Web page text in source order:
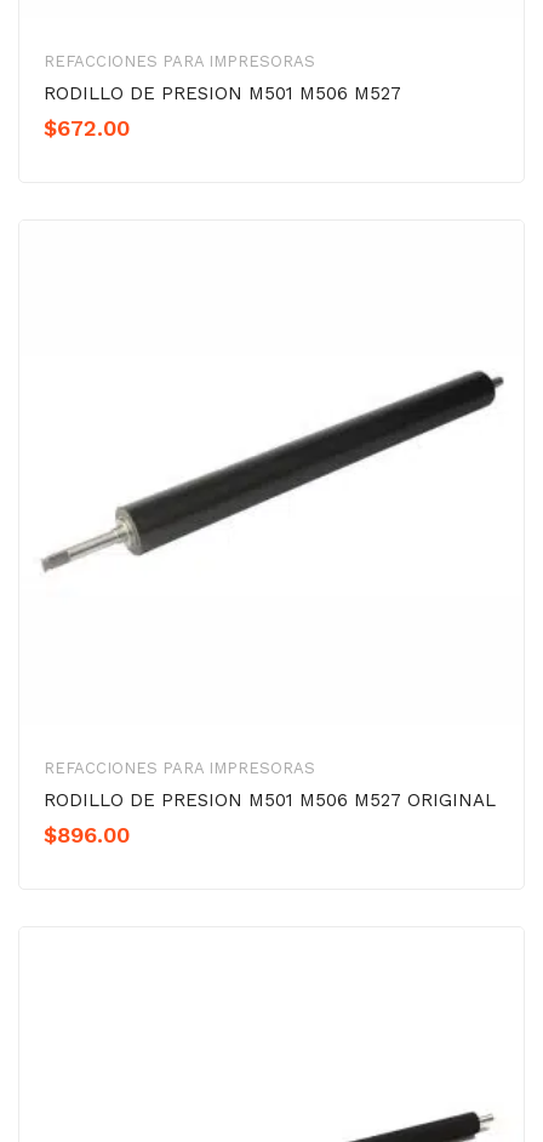
REFACCIONES PARA IMPRESORAS
RODILLO DE PRESION M501 M506 M527
$672.00
REFACCIONES PARA IMPRESORAS
RODILLO DE PRESION M501 M506 M527 ORIGINAL
$896.00